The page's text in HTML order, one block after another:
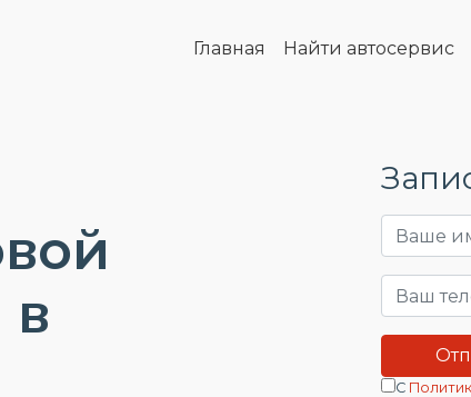
Главная Найти автосервис
в
С